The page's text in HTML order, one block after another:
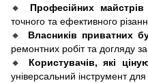
🔸 Професійних
точного та ефективного
🔸
Власників приватних
ремонтних робіт та догляду
🔸
Користувачів, які
універсальний інструмент для